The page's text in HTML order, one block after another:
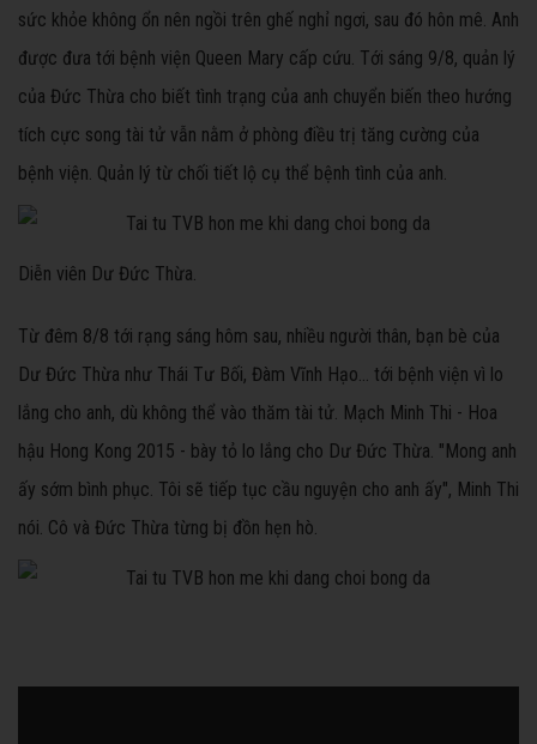
sức khỏe không ổn nên ngồi trên ghế nghỉ ngơi, sau đó hôn mê. Anh
được đưa tới bệnh viện Queen Mary cấp cứu. Tới sáng 9/8, quản lý
của Đức Thừa cho biết tình trạng của anh chuyển biến theo hướng
tích cực song tài tử vẫn nằm ở phòng điều trị tăng cường của
bệnh viện. Quản lý từ chối tiết lộ cụ thể bệnh tình của anh.
Diễn viên Dư Đức Thừa.
Từ đêm 8/8 tới rạng sáng hôm sau, nhiều người thân, bạn bè của
Dư Đức Thừa như Thái Tư Bối, Đàm Vĩnh Hạo... tới bệnh viện vì lo
lắng cho anh, dù không thể vào thăm tài tử. Mạch Minh Thi - Hoa
hậu Hong Kong 2015 - bày tỏ lo lắng cho Dư Đức Thừa. "Mong anh
ấy sớm bình phục. Tôi sẽ tiếp tục cầu nguyện cho anh ấy", Minh Thi
nói. Cô và Đức Thừa từng bị đồn hẹn hò.